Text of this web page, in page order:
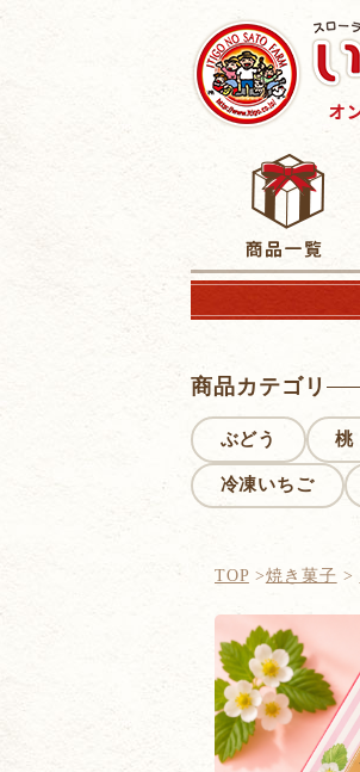
商品カテゴリ
ぶどう 桃
冷凍いちご
TOP 焼き菓子